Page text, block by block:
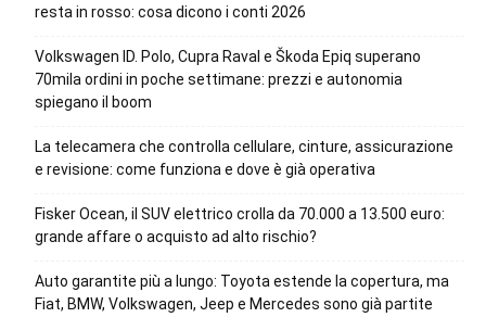
resta in rosso: cosa dicono i conti 2026
Volkswagen ID. Polo, Cupra Raval e Škoda Epiq superano
70mila ordini in poche settimane: prezzi e autonomia
spiegano il boom
La telecamera che controlla cellulare, cinture, assicurazione
e revisione: come funziona e dove è già operativa
Fisker Ocean, il SUV elettrico crolla da 70.000 a 13.500 euro:
grande affare o acquisto ad alto rischio?
Auto garantite più a lungo: Toyota estende la copertura, ma
Fiat, BMW, Volkswagen, Jeep e Mercedes sono già partite